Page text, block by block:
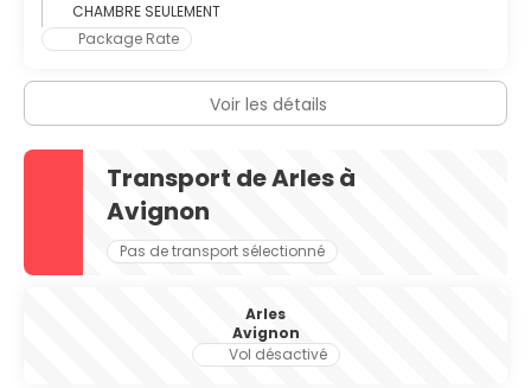
CHAMBRE SEULEMENT
Package Rate
Voir les détails
Transport de Arles à
Avignon
Pas de transport sélectionné
Arles
Avignon
Vol désactivé